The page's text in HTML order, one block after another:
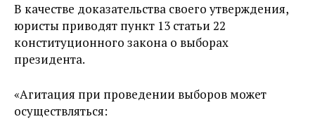
В качестве доказательства своего утверждения,
юристы приводят пункт 13 статьи 22
конституционного закона о выборах
президента.
«Агитация при проведении выборов может
осуществляться: